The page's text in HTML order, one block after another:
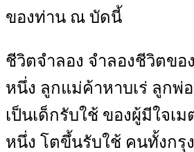
ของท่าน ณ บัดนี้
ชีวิตจำลอง จำลองชีวิตขอ
หนึ่ง ลูกแม่ค้าหาบเร่ ลูกพ่
เป็นเด็กรับใช้ ของผู้มีใจเ
หนึ่ง โตขึ้นรับใช้ คนทั้งกรุ